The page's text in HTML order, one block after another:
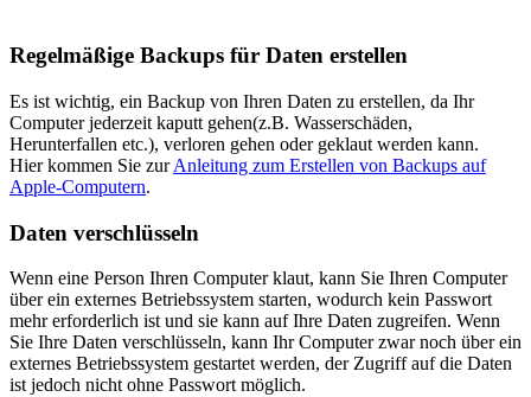
Regelmäßige Backups für Daten erstellen
Es ist wichtig, ein Backup von Ihren Daten zu erstellen, da Ihr
Computer jederzeit kaputt gehen(z.B. Wasserschäden,
Herunterfallen etc.), verloren gehen oder geklaut werden kann.
Hier kommen Sie zurAnleitung zum Erstellen von Backups auf
Apple-Computern.
Daten verschlüsseln
Wenn eine Person Ihren Computer klaut, kann Sie Ihren Computer
über ein externes Betriebssystem starten, wodurch kein Passwort
mehr erforderlich ist und sie kann auf Ihre Daten zugreifen. Wenn
Sie Ihre Daten verschlüsseln, kann Ihr Computer zwar noch über ein
externes Betriebssystem gestartet werden, der Zugriff auf die Daten
ist jedoch nicht ohne Passwort möglich.